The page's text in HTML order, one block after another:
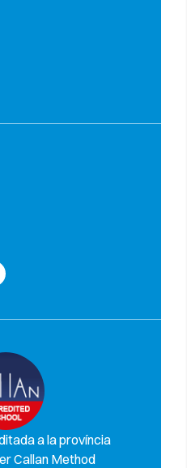
a la província
Callan Method